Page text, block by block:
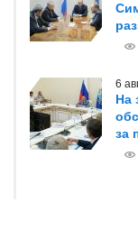
6
На
за